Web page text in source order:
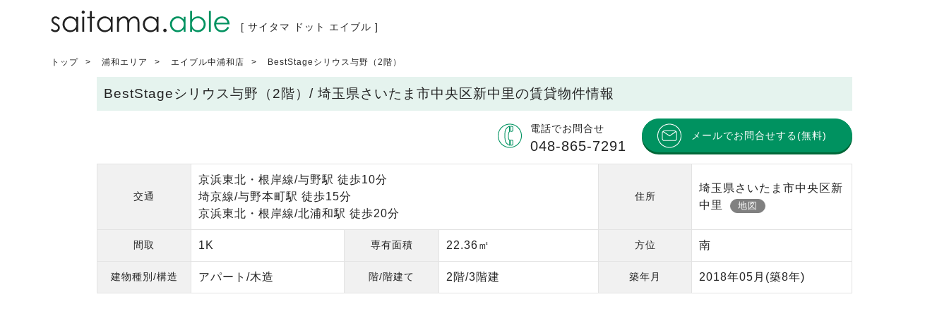
[ サイタマ ドット エイブル ]
トップ 浦和エリア エイブル中浦和店 BestStageシリウス与野（2階）
BestStageシリウス与野（2階）/ 埼玉県さいたま市中央区新中里の賃貸物件情報
電話でお問合せ
048-865-7291
メールでお問合せする(無料)
交通
京浜東北・根岸線/与野駅 徒歩10分
埼京線/与野本町駅 徒歩15分
京浜東北・根岸線/北浦和駅 徒歩20分
住所
埼玉県さいたま市中央区新
中里
地図
間取 1K 専有面積 22.36㎡ 方位 南
建物種別/構造 アパート/木造 階/階建て 2階/3階建 築年月 2018年05月 (築8年)